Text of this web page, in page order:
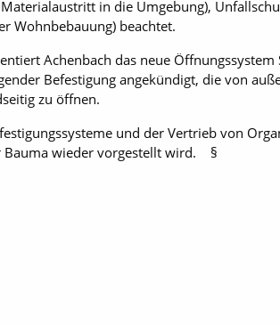
in die Umgebung),
Wohnbebauung) beachtet.
Achenbach das neue
Befestigung angekündigt, die von
zu öffnen.
und der Vertrieb von
Bauma wieder vorgestellt wird. §